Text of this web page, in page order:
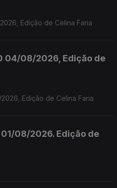
Edição de Celina Faria
04/08/2026, Edição de
13H00 04/08/2026, Edição de Celina Faria
08/2026. Edição de